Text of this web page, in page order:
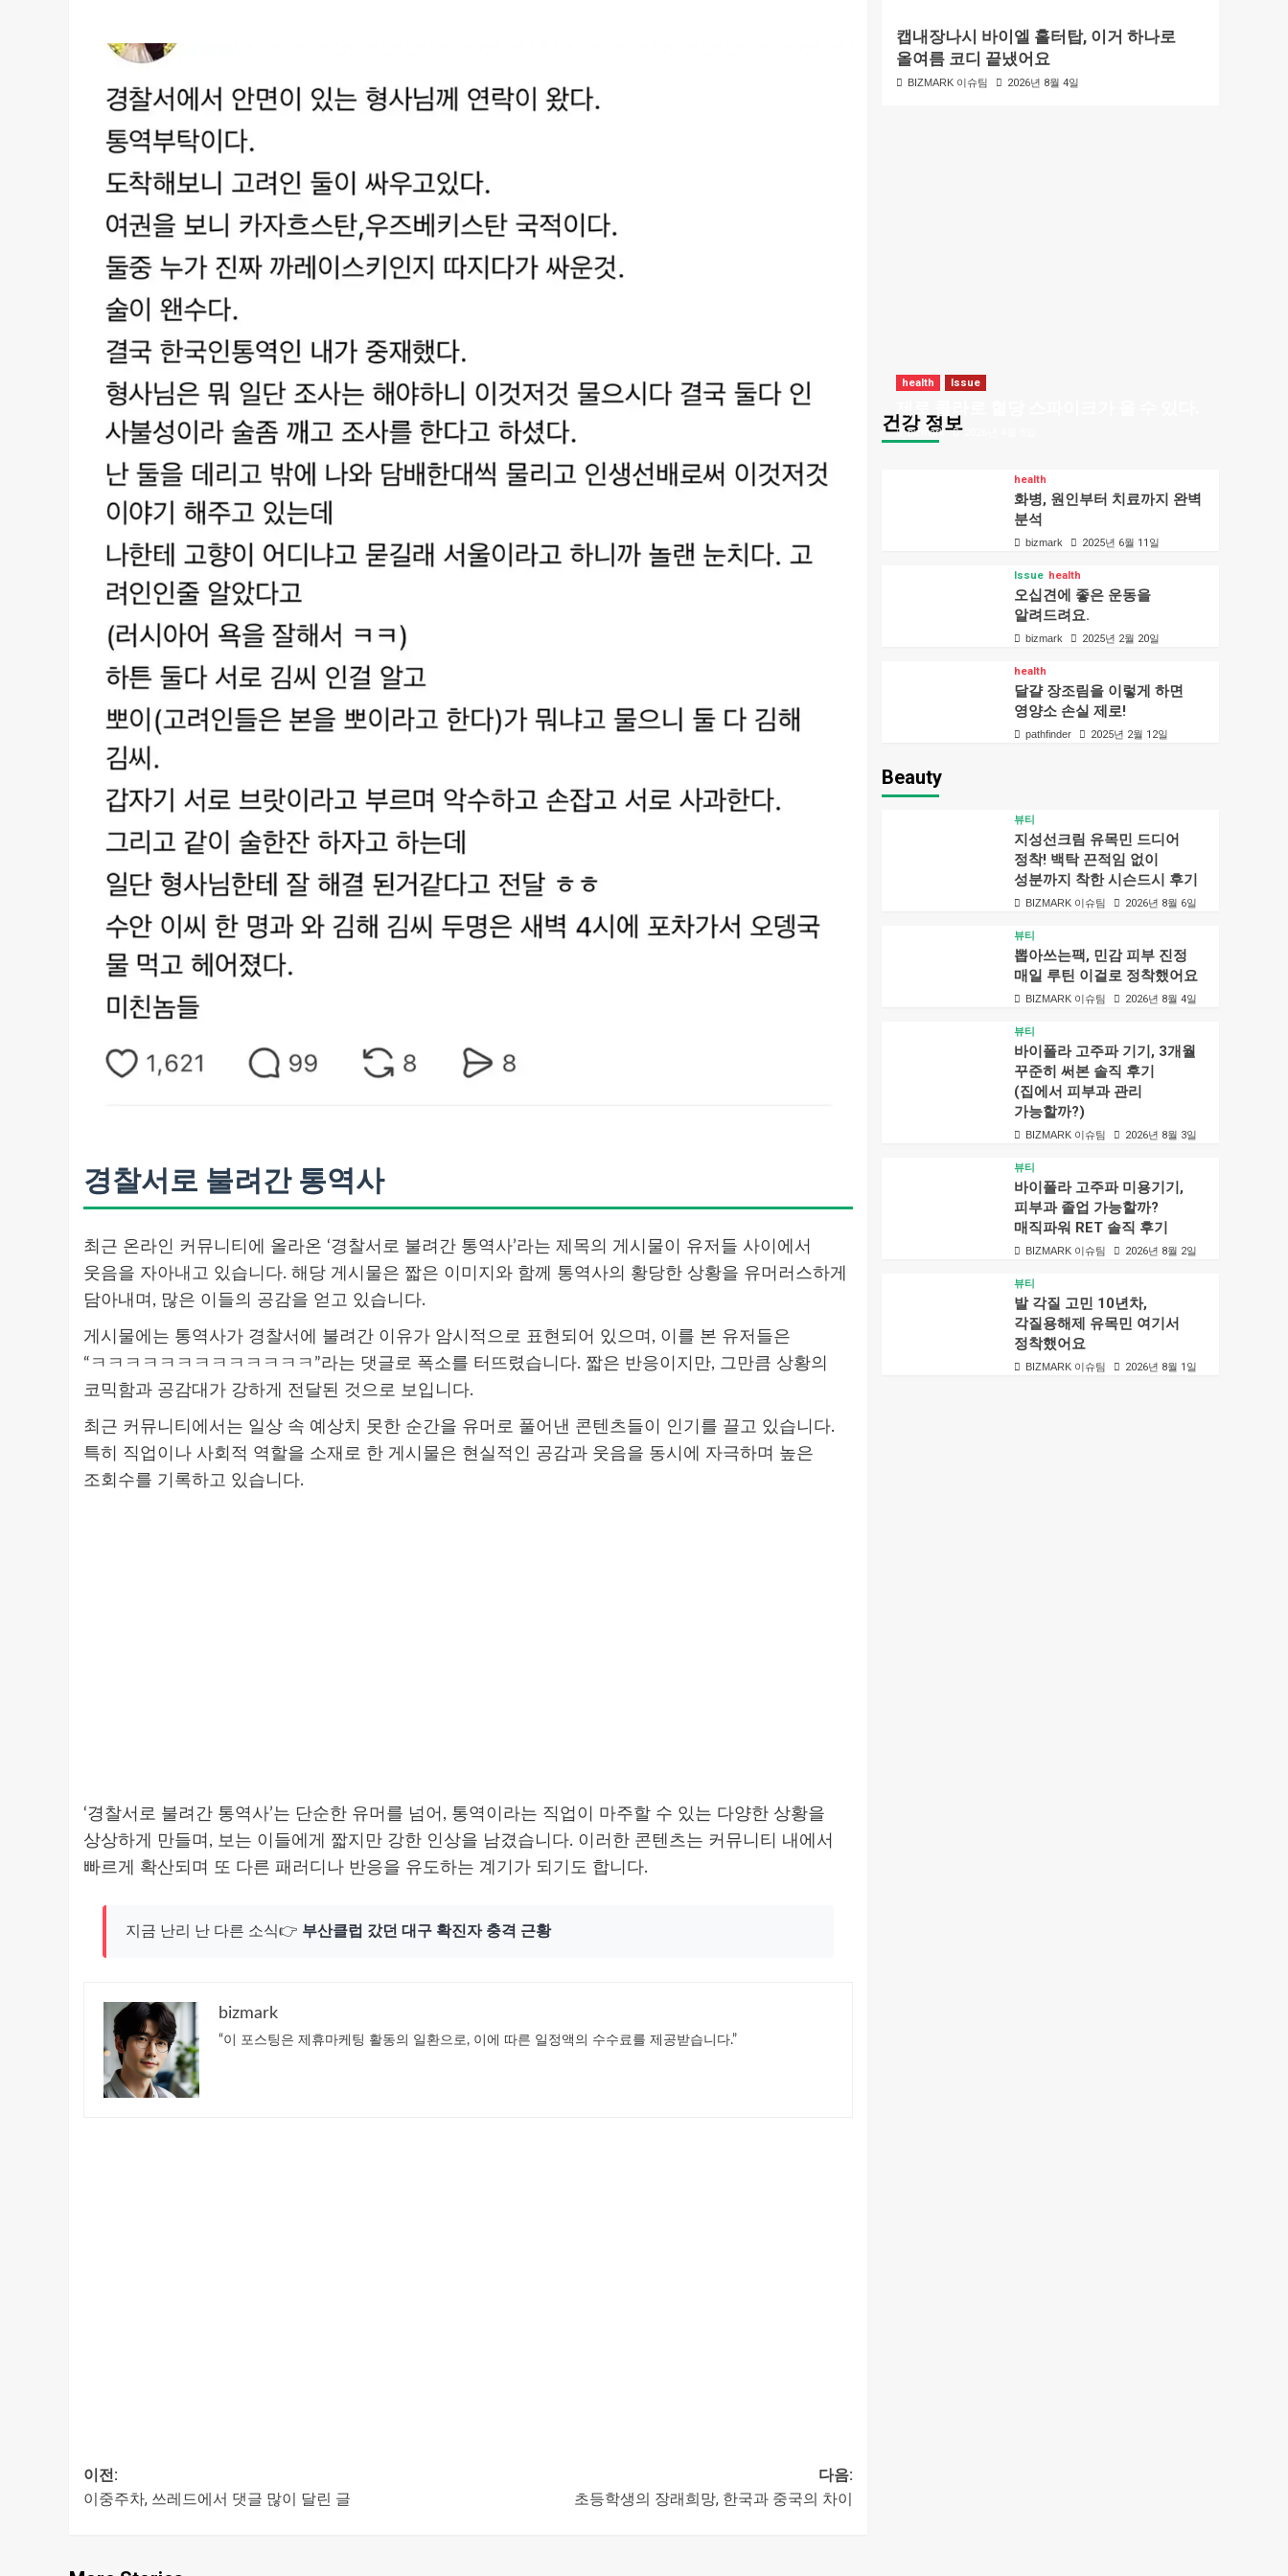
경찰서로 불려간 통역사
최근 온라인 커뮤니티에 올라온 ‘경찰서로 불려간 통역사’라는 제목의 게시물이 유저들 사이에서
웃음을 자아내고 있습니다. 해당 게시물은 짧은 이미지와 함께 통역사의 황당한 상황을 유머러스하게
담아내며, 많은 이들의 공감을 얻고 있습니다.
게시물에는 통역사가 경찰서에 불려간 이유가 암시적으로 표현되어 있으며, 이를 본 유저들은
“ㅋㅋㅋㅋㅋㅋㅋㅋㅋㅋㅋㅋㅋ”라는 댓글로 폭소를 터뜨렸습니다. 짧은 반응이지만, 그만큼 상황의
코믹함과 공감대가 강하게 전달된 것으로 보입니다.
최근 커뮤니티에서는 일상 속 예상치 못한 순간을 유머로 풀어낸 콘텐츠들이 인기를 끌고 있습니다.
특히 직업이나 사회적 역할을 소재로 한 게시물은 현실적인 공감과 웃음을 동시에 자극하며 높은
조회수를 기록하고 있습니다.
‘경찰서로 불려간 통역사’는 단순한 유머를 넘어, 통역이라는 직업이 마주할 수 있는 다양한 상황을
상상하게 만들며, 보는 이들에게 짧지만 강한 인상을 남겼습니다. 이러한 콘텐츠는 커뮤니티 내에서
빠르게 확산되며 또 다른 패러디나 반응을 유도하는 계기가 되기도 합니다.
지금 난리 난 다른 소식👉 부산클럽 갔던 대구 확진자 충격 근황
bizmark
“이 포스팅은 제휴마케팅 활동의 일환으로, 이에 따른 일정액의 수수료를 제공받습니다.”
이전:
이중주차, 쓰레드에서 댓글 많이 달린 글
다음:
초등학생의 장래희망, 한국과 중국의 차이
캡내장나시 바이엘 홀터탑, 이거 하나로
올여름 코디 끝냈어요
BIZMARK 이슈팀 2026년 8월 4일
건강 정보
health Issue
bizmark
health
화병, 원인부터 치료까지 완벽
분석
bizmark 2025년 6월 11일
Issue health
오십견에 좋은 운동을
알려드려요.
bizmark 2025년 2월 20일
health
달걀 장조림을 이렇게 하면
영양소 손실 제로!
pathfinder 2025년 2월 12일
Beauty
뷰티
지성선크림 유목민 드디어
정착! 백탁 끈적임 없이
성분까지 착한 시슨드시 후기
BIZMARK 이슈팀 2026년 8월 6일
뷰티
뽑아쓰는팩, 민감 피부 진정
매일 루틴 이걸로 정착했어요
BIZMARK 이슈팀 2026년 8월 4일
뷰티
바이폴라 고주파 기기, 3개월
꾸준히 써본 솔직 후기
(집에서 피부과 관리
가능할까?)
BIZMARK 이슈팀 2026년 8월 3일
뷰티
바이폴라 고주파 미용기기,
피부과 졸업 가능할까?
매직파워 RET 솔직 후기
BIZMARK 이슈팀 2026년 8월 2일
뷰티
발 각질 고민 10년차,
각질용해제 유목민 여기서
정착했어요
BIZMARK 이슈팀 2026년 8월 1일